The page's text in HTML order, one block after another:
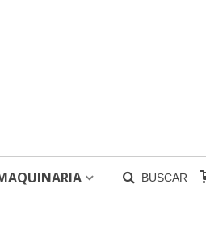
BUSCAR